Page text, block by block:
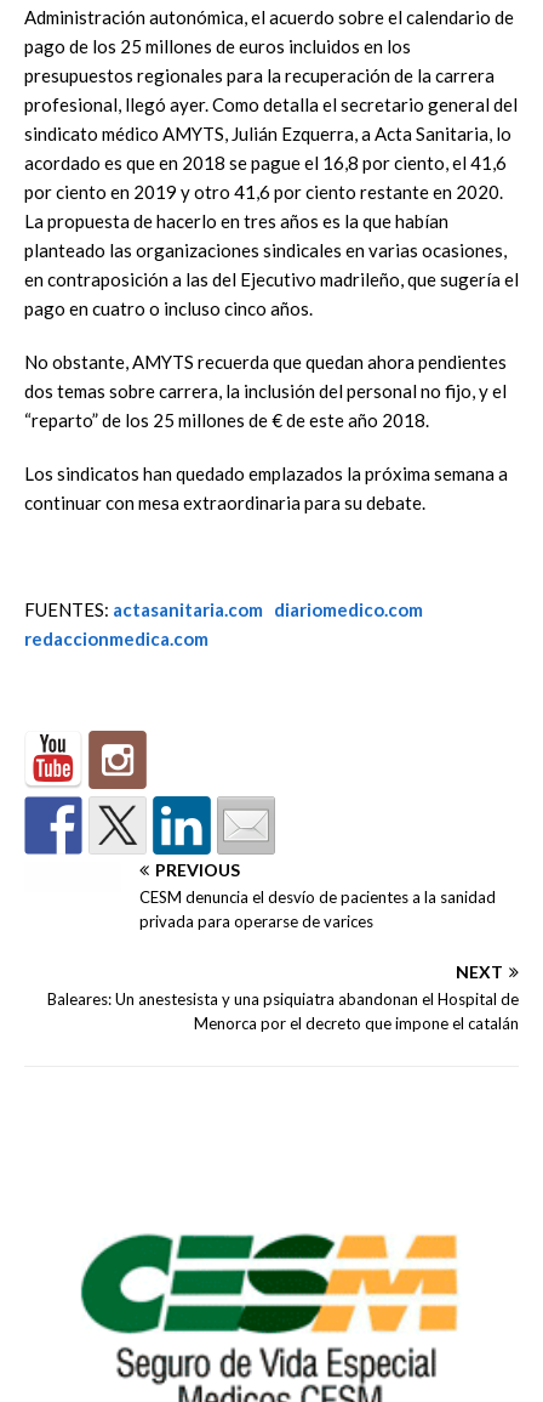
Administración autonómica, el acuerdo sobre el calendario de
pago de los 25 millones de euros incluidos en los
presupuestos regionales para la recuperación de la carrera
profesional, llegó ayer. Como detalla el secretario general del
sindicato médico AMYTS, Julián Ezquerra, a Acta Sanitaria, lo
acordado es que en 2018 se pague el 16,8 por ciento, el 41,6
por ciento en 2019 y otro 41,6 por ciento restante en 2020.
La propuesta de hacerlo en tres años es la que habían
planteado las organizaciones sindicales en varias ocasiones,
en contraposición a las del Ejecutivo madrileño, que sugería el
pago en cuatro o incluso cinco años.
No obstante, AMYTS recuerda que quedan ahora pendientes
dos temas sobre carrera, la inclusión del personal no fijo, y el
“reparto” de los 25 millones de € de este año 2018.
Los sindicatos han quedado emplazados la próxima semana a
continuar con mesa extraordinaria para su debate.
FUENTES: actasanitaria.com
diariomedico.com
redaccionmedica.com
PREVIOUS
CESM denuncia el desvío de pacientes a la sanidad
privada para operarse de varices
NEXT
Baleares: Un anestesista y una psiquiatra abandonan el Hospital de
Menorca por el decreto que impone el catalán